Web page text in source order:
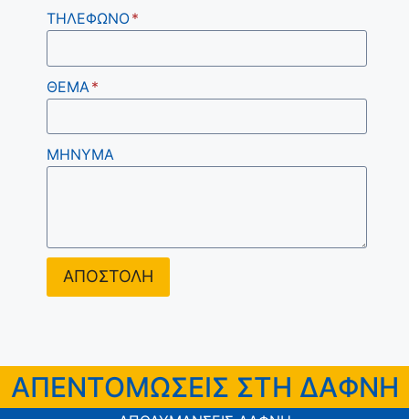
ΤΗΛΕΦΩΝΟ*
ΘΕΜΑ *
ΜΗΝΥΜΑ
ΑΠΟΣΤΟΛΗ
ΑΠΕΝΤΟΜΩΣΕΙΣ ΣΤΗ ΔΑΦΝΗ